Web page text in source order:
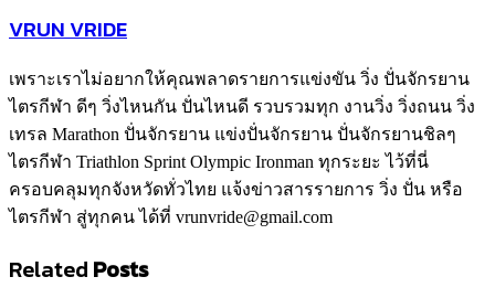
VRUN VRIDE
เพราะเราไม่อยากให้คุณพลาดรายการแข่งขัน วิ่ง ปั่นจักรยาน
ไตรกีฬา ดีๆ วิ่งไหนกัน ปั่นไหนดี รวบรวมทุก งานวิ่ง วิ่งถนน วิ่ง
เทรล Marathon ปั่นจักรยาน แข่งปั่นจักรยาน ปั่นจักรยานชิลๆ
ไตรกีฬา Triathlon Sprint Olympic Ironman ทุกระยะ ไว้ที่นี่
ครอบคลุมทุกจังหวัดทั่วไทย แจ้งข่าวสารรายการ วิ่ง ปั่น หรือ
ไตรกีฬา สู่ทุกคน ได้ที่ vrunvride@gmail.com
Related Posts